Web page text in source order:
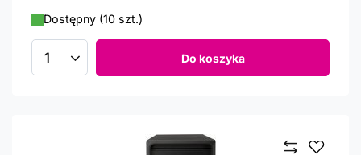
Dostępny (10 szt.)
Ilość produktów Do koszyka